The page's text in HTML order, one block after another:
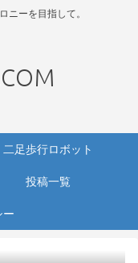
ニーを目指して。
二足歩行ロボット
投稿一覧
ー